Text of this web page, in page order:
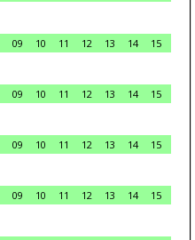
09 10 11 12 13 14
15
09 10 11 12 13 14
15
09 10 11 12 13 14
15
09 10 11 12 13 14
15